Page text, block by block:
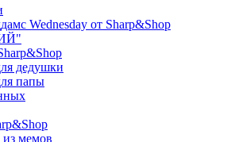
Wednesday от Sharp&Shop
дедушки
папы
мемов